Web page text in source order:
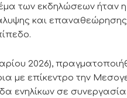
των εκδηλώσεων ήταν
και επαναθεώρησης
2026),
με επίκεντρο την
ενηλίκων σε συνεργασία